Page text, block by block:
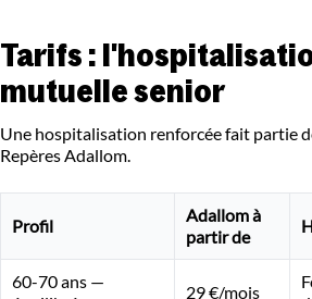
Tarifs :
mutuelle senior
Une hospitalisation renforcée fait partie
Repères Adallom.
Profil
Adallom à
partir de
60-70 ans —
29 €/mois